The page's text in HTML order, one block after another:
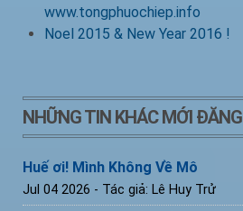
www.tongphuochiep.info
Noel 2015 & New Year 2016 !
NHỮNG TIN KHÁC MỚI ĐĂNG
Huế ơi! Mình Không Về Mô
Jul 04 2026 - Tác giả: Lê Huy Trử